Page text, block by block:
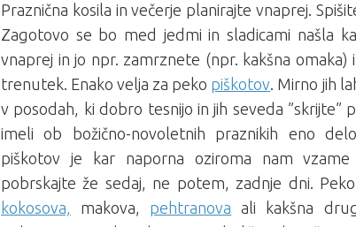
Praznična kosila in večerje planirajte vnaprej.
Zagotovo se bo med jedmi in sladicami našla
vnaprej in jo npr. zamrznete (npr. kakšna omaka)
trenutek. Enako velja za peko piškotov. Mirno jih
v posodah, ki dobro tesnijo in jih seveda ”skrijte”
imeli ob božično-novoletnih praznikih eno
piškotov je kar naporna oziroma nam
pobrskajte že sedaj, ne potem, zadnje dni.
kokosova, makova, pehtranova ali kakšna